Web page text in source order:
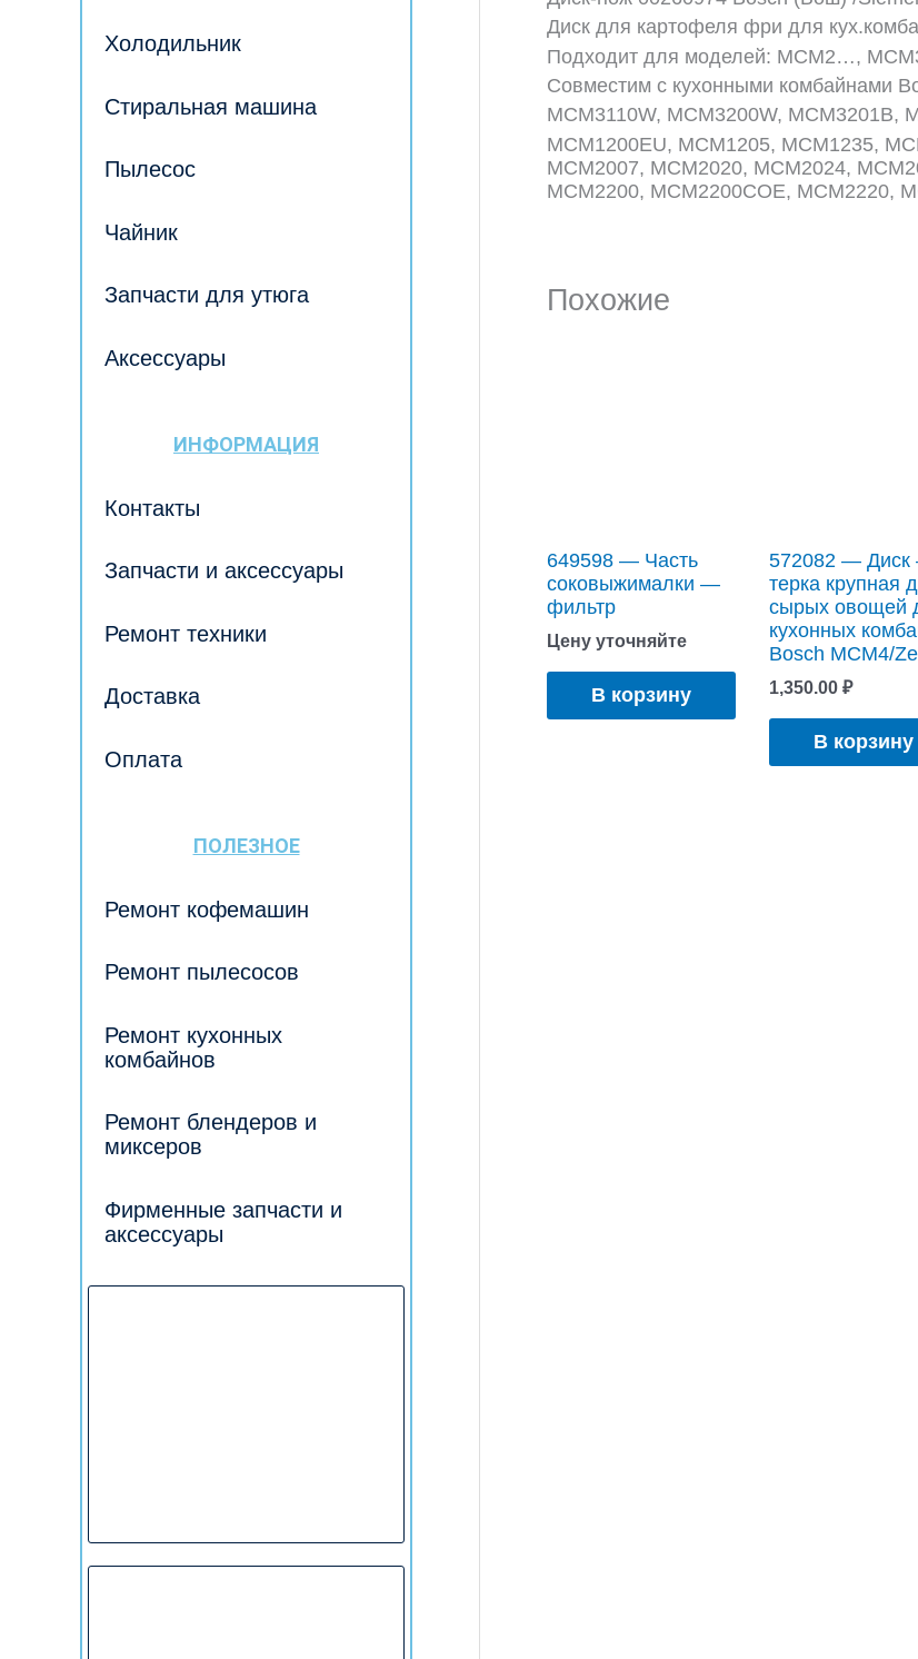
Холодильник
Стиральная машина
Пылесос
Чайник
Запчасти для утюга
Аксессуары
ИНФОРМАЦИЯ
Контакты
Запчасти и аксессуары
Ремонт техники
Доставка
Оплата
ПОЛЕЗНОЕ
Ремонт кофемашин
Ремонт пылесосов
Ремонт кухонных
комбайнов
Ремонт блендеров и
миксеров
Фирменные запчасти и
аксессуары
Диск для картофеля фри для
Подходит для моделей: MCM2…,
Совместим с кухонными комбайнами
MCM3110W, MCM3200W, MCM3201B,
MCM1200EU, MCM1205, MCM1235,
MCM2007, MCM2020, MCM2024,
MCM2200, MCM2200COE, MCM2220,
Похожие
649598 — Часть
соковыжималки —
фильтр
Цену уточняйте
В корзину
572082 —
терка крупная
сырых овощей
кухонных
Bosch MCM4/
1,350.00 ₽
В корзину